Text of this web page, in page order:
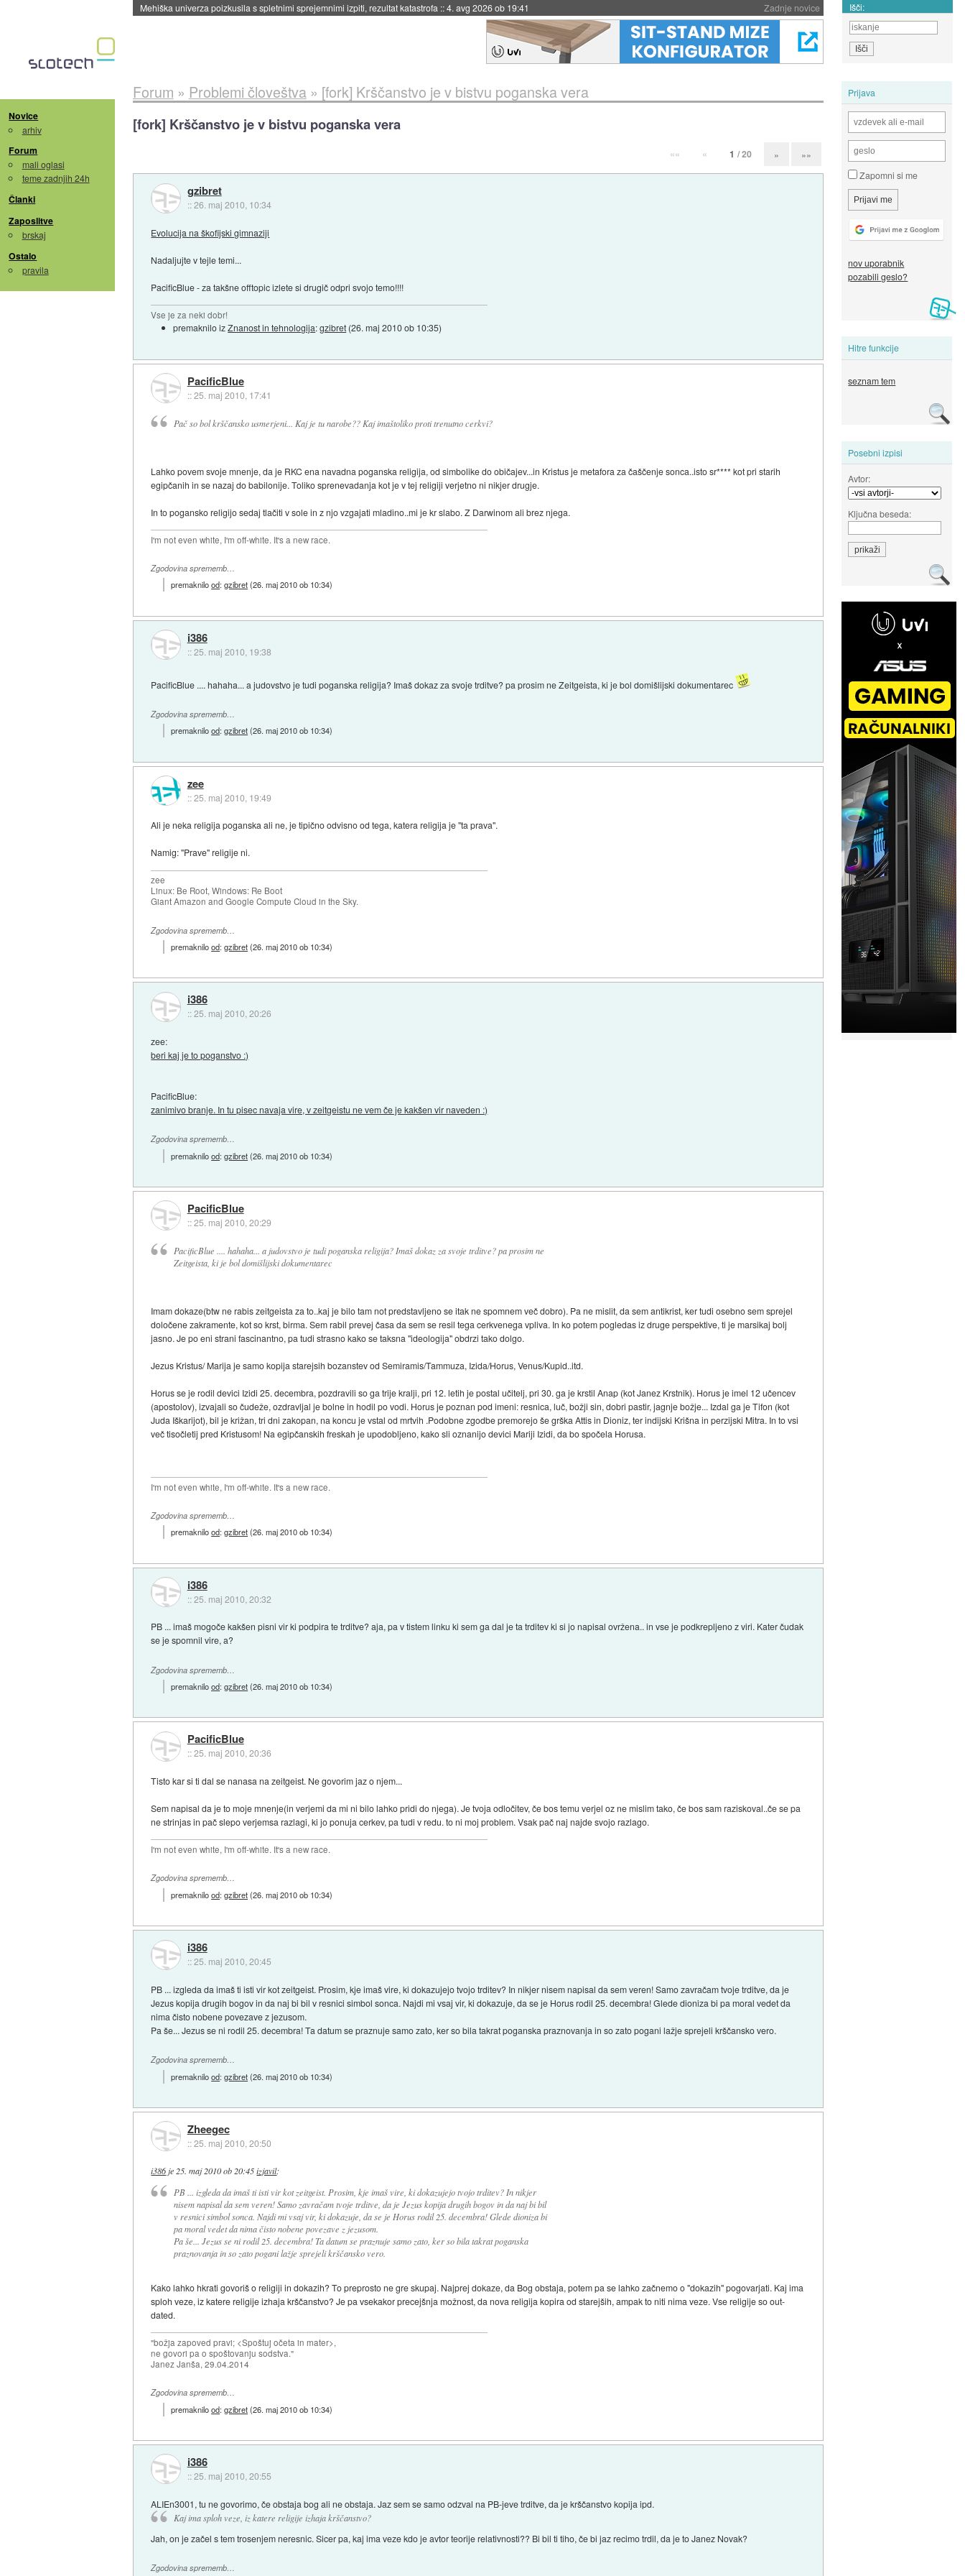
Zadnje novice
Mehiška univerza poizkusila s spletnimi sprejemnimi izpiti, rezultat katastrofa ::4. avg 2026 ob 19:41 Išči:
Novice
arhiv
Forum
mali oglasi
teme zadnjih 24h
Članki
Zaposlitve
brskaj
Ostalo
pravila
Prijava
Zapomni si me
nov uporabnik
pozabili geslo?
Hitre funkcije
seznam tem
Posebni izpisi
Avtor:
Ključna beseda:
Forum » Problemi človeštva» [fork] Krščanstvo je v bistvu poganska vera
[fork] Krščanstvo je v bistvu poganska vera
«« « 1 / 20 » »»
gzibret
::26. maj 2010, 10:34
Evolucija na škofijski gimnaziji
Nadaljujte v tejle temi...
PacificBlue - za takšne offtopic izlete si drugič odpri svojo temo!!!!
Vse je za neki dobr!
premaknilo izZnanost in tehnologija:gzibret (26. maj 2010 ob 10:35)
PacificBlue
::25. maj 2010, 17:41
Pač so bol krščansko usmerjeni... Kaj je tu narobe?? Kaj imaštoliko proti trenutno cerkvi?
Lahko povem svoje mnenje, da je RKC ena navadna poganska religija, od simbolike do običajev...in Kristus je metafora za čaščenje sonca..isto sr**** kot pri starih
egipčanih in se nazaj do babilonije. Toliko sprenevadanja kot je v tej religiji verjetno ni nikjer drugje.
In to pogansko religijo sedaj tlačiti v sole in z njo vzgajati mladino..mi je kr slabo. Z Darwinom ali brez njega.
I'm not even white, I'm off-white. It's a new race.
Zgodovina sprememb…
premaknilood:gzibret(26. maj 2010 ob 10:34)
i386
::25. maj 2010, 19:38
PacificBlue .... hahaha... a judovstvo je tudi poganska religija? Imaš dokaz za svoje trditve? pa prosim ne Zeitgeista, ki je bol domišlijski dokumentarec
Zgodovina sprememb…
premaknilood:gzibret(26. maj 2010 ob 10:34)
zee
::25. maj 2010, 19:49
Ali je neka religija poganska ali ne, je tipično odvisno od tega, katera religija je "ta prava".
Namig: "Prave" religije ni.
zee
Linux: Be Root, Windows: Re Boot
Giant Amazon and Google Compute Cloud in the Sky.
Zgodovina sprememb…
premaknilood:gzibret(26. maj 2010 ob 10:34)
i386
::25. maj 2010, 20:26
zee:
beri kaj je to poganstvo :)
PacificBlue:
zanimivo branje. In tu pisec navaja vire, v zeitgeistu ne vem če je kakšen vir naveden :)
Zgodovina sprememb…
premaknilood:gzibret(26. maj 2010 ob 10:34)
PacificBlue
::25. maj 2010, 20:29
PacificBlue .... hahaha... a judovstvo je tudi poganska religija? Imaš dokaz za svoje trditve? pa prosim ne
Zeitgeista, ki je bol domišlijski dokumentarec
Imam dokaze(btw ne rabis zeitgeista za to..kaj je bilo tam not predstavljeno se itak ne spomnem več dobro). Pa ne mislit, da sem antikrist, ker tudi osebno sem sprejel
določene zakramente, kot so krst, birma. Sem rabil prevej časa da sem se resil tega cerkvenega vpliva. In ko potem pogledas iz druge perspektive, ti je marsikaj bolj
jasno. Je po eni strani fascinantno, pa tudi strasno kako se taksna "ideologija" obdrzi tako dolgo.
Jezus Kristus/ Marija je samo kopija starejsih bozanstev od Semiramis/Tammuza, Izida/Horus, Venus/Kupid..itd.
Horus se je rodil devici Izidi 25. decembra, pozdravili so ga trije kralji, pri 12. letih je postal učitelj, pri 30. ga je krstil Anap (kot Janez Krstnik). Horus je imel 12 učencev
(apostolov), izvajali so čudeže, ozdravljal je bolne in hodil po vodi. Horus je poznan pod imeni: resnica, luč, božji sin, dobri pastir, jagnje božje... Izdal ga je Tifon (kot
Juda Iškarijot), bil je križan, tri dni zakopan, na koncu je vstal od mrtvih .Podobne zgodbe premorejo še grška Attis in Dioniz, ter indijski Krišna in perzijski Mitra. In to vsi
več tisočletij pred Kristusom! Na egipčanskih freskah je upodobljeno, kako sli oznanijo devici Mariji Izidi, da bo spočela Horusa.
I'm not even white, I'm off-white. It's a new race.
Zgodovina sprememb…
premaknilood:gzibret(26. maj 2010 ob 10:34)
i386
::25. maj 2010, 20:32
PB ... imaš mogoče kakšen pisni vir ki podpira te trditve? aja, pa v tistem linku ki sem ga dal je ta trditev ki si jo napisal ovržena.. in vse je podkrepljeno z viri. Kater čudak
se je spomnil vire, a?
Zgodovina sprememb…
premaknilood:gzibret(26. maj 2010 ob 10:34)
PacificBlue
::25. maj 2010, 20:36
Tisto kar si ti dal se nanasa na zeitgeist. Ne govorim jaz o njem...
Sem napisal da je to moje mnenje(in verjemi da mi ni bilo lahko pridi do njega). Je tvoja odločitev, če bos temu verjel oz ne mislim tako, če bos sam raziskoval..če se pa
ne strinjas in pač slepo verjemsa razlagi, ki jo ponuja cerkev, pa tudi v redu. to ni moj problem. Vsak pač naj najde svojo razlago.
I'm not even white, I'm off-white. It's a new race.
Zgodovina sprememb…
premaknilood:gzibret(26. maj 2010 ob 10:34)
i386
::25. maj 2010, 20:45
PB ... izgleda da imaš ti isti vir kot zeitgeist. Prosim, kje imaš vire, ki dokazujejo tvojo trditev? In nikjer nisem napisal da sem veren! Samo zavračam tvoje trditve, da je
Jezus kopija drugih bogov in da naj bi bil v resnici simbol sonca. Najdi mi vsaj vir, ki dokazuje, da se je Horus rodil 25. decembra! Glede dioniza bi pa moral vedet da
nima čisto nobene povezave z jezusom.
Pa še... Jezus se ni rodil 25. decembra! Ta datum se praznuje samo zato, ker so bila takrat poganska praznovanja in so zato pogani lažje sprejeli krščansko vero.
Zgodovina sprememb…
premaknilood:gzibret(26. maj 2010 ob 10:34)
Zheegec
::25. maj 2010, 20:50
i386 je 25. maj 2010 ob 20:45 izjavil:
PB ... izgleda da imaš ti isti vir kot zeitgeist. Prosim, kje imaš vire, ki dokazujejo tvojo trditev? In nikjer
nisem napisal da sem veren! Samo zavračam tvoje trditve, da je Jezus kopija drugih bogov in da naj bi bil
v resnici simbol sonca. Najdi mi vsaj vir, ki dokazuje, da se je Horus rodil 25. decembra! Glede dioniza bi
pa moral vedet da nima čisto nobene povezave z jezusom.
Pa še... Jezus se ni rodil 25. decembra! Ta datum se praznuje samo zato, ker so bila takrat poganska
praznovanja in so zato pogani lažje sprejeli krščansko vero.
Kako lahko hkrati govoriš o religiji in dokazih? To preprosto ne gre skupaj. Najprej dokaze, da Bog obstaja, potem pa se lahko začnemo o "dokazih" pogovarjati. Kaj ima
sploh veze, iz katere religije izhaja krščanstvo? Je pa vsekakor precejšnja možnost, da nova religija kopira od starejših, ampak to niti nima veze. Vse religije so out-
dated.
"božja zapoved pravi; <Spoštuj očeta in mater>,
ne govori pa o spoštovanju sodstva."
Janez Janša, 29.04.2014
Zgodovina sprememb…
premaknilood:gzibret(26. maj 2010 ob 10:34)
i386
::25. maj 2010, 20:55
ALIEn3001, tu ne govorimo, če obstaja bog ali ne obstaja. Jaz sem se samo odzval na PB-jeve trditve, da je krščanstvo kopija ipd.
Kaj ima sploh veze, iz katere religije izhaja krščanstvo?
Jah, on je začel s tem trosenjem neresnic. Sicer pa, kaj ima veze kdo je avtor teorije relativnosti?? Bi bil ti tiho, če bi jaz recimo trdil, da je to Janez Novak?
Zgodovina sprememb…